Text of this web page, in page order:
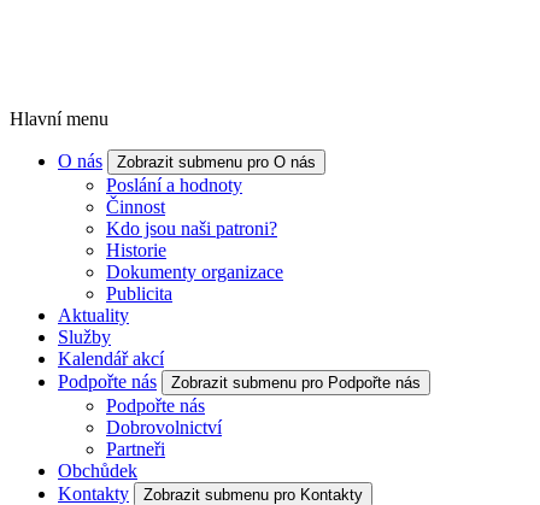
Hlavní menu
O nás Zobrazit submenu pro O nás
Poslání a hodnoty
Činnost
Kdo jsou naši patroni?
Historie
Dokumenty organizace
Publicita
Aktuality
Služby
Kalendář akcí
Podpořte nás
Zobrazit submenu pro Podpořte nás
Podpořte nás
Dobrovolnictví
Partneři
Obchůdek
Kontakty
Zobrazit submenu pro Kontakty